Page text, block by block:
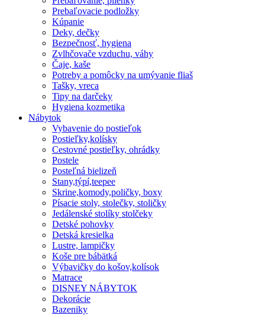
Prebaľovacie podložky
Kúpanie
Deky, dečky
Bezpečnosť, hygiena
Zvlhčovače vzduchu, váhy
Čaje, kaše
Potreby a pomôcky na umývanie fliaš
Tašky, vreca
Tipy na darčeky
Hygiena kozmetika
Nábytok
Vybavenie do postieľok
Postieľky,kolísky
Cestovné postieľky, ohrádky
Postele
Posteľná bielizeň
Stany,týpí,teepee
Skrine,komody,poličky, boxy
Písacie stoly, stolečky, stoličky
Jedálenské stolíky stolčeky
Detské pohovky
Detská kresielka
Lustre, lampičky
Koše pre bábätká
Výbavičky do košov,kolísok
Matrace
DISNEY NÁBYTOK
Dekorácie
Bazeniky